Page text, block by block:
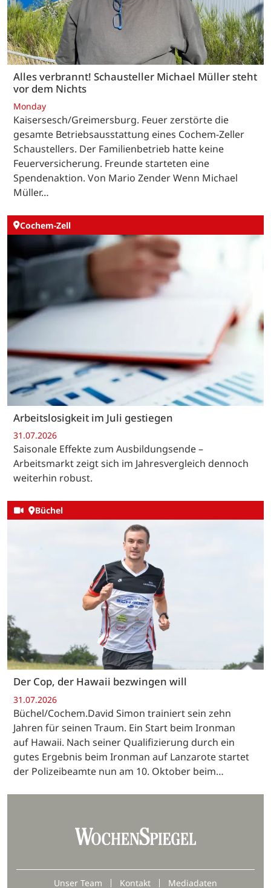
Alles verbrannt! Schausteller Michael Müller steht
vor dem Nichts
Monday
Kaisersesch/Greimersburg. Feuer zerstörte die
gesamte Betriebsausstattung eines Cochem-Zeller
Schaustellers. Der Familienbetrieb hatte keine
Feuerversicherung. Freunde starteten eine
Spendenaktion. Von Mario Zender Wenn Michael
Müller…
Cochem-Zell
Arbeitslosigkeit im Juli gestiegen
31.07.2026
Saisonale Effekte zum Ausbildungsende –
Arbeitsmarkt zeigt sich im Jahresvergleich dennoch
weiterhin robust.
Büchel
Der Cop, der Hawaii bezwingen will
31.07.2026
Büchel/Cochem.David Simon trainiert sein zehn
Jahren für seinen Traum. Ein Start beim Ironman
auf Hawaii. Nach seiner Qualifizierung durch ein
gutes Ergebnis beim Ironman auf Lanzarote startet
der Polizeibeamte nun am 10. Oktober beim…
Unser Team Kontakt Mediadaten